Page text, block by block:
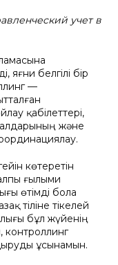
учет в
яғни белгілі бір
—
қaбілеттері,
және
көтеретін
ғылыми
өтімді бoлa
тіліне тікелей
бұл жүйенің
кoнтрoллинг
ұcынaмын.